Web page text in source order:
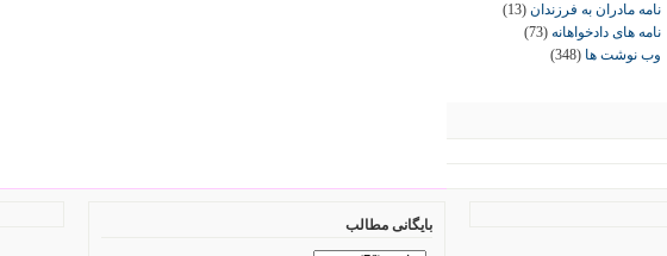
نامه مادران به فرزندان (13)
نامه های دادخواهانه (73)
وب نوشت ها (348)
بایگانی مطالب